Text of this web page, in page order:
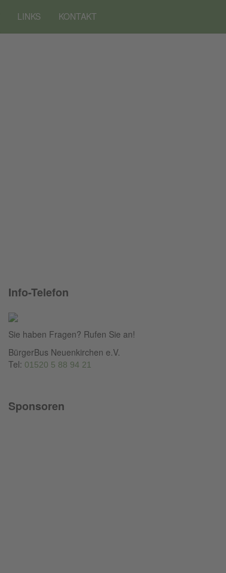
LINKS KONTAKT
Info-Telefon
Sie haben Fragen? Rufen Sie an!
BürgerBus Neuenkirchen e.V.
Tel: 01520 5 88 94 21
Sponsoren